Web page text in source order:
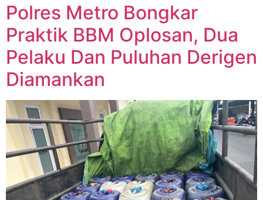
Polres Metro Bongkar
Praktik BBM Oplosan, Dua
Pelaku Dan Puluhan Derigen
Diamankan